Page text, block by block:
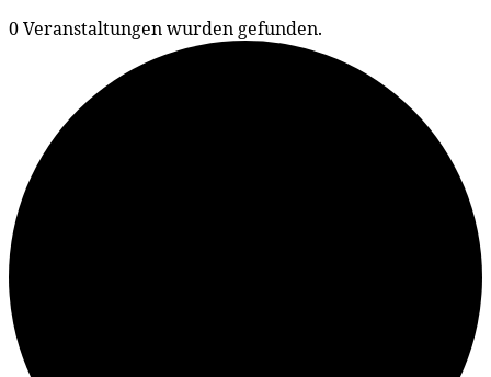
0 Veranstaltungen wurden gefunden.